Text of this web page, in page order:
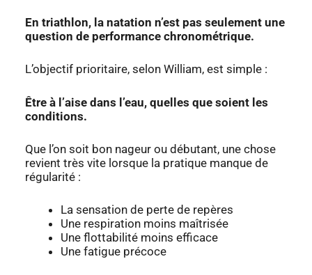
En triathlon, la natation n’est pas seulement une
question de performance chronométrique.
L’objectif prioritaire, selon William, est simple :
Être à l’aise dans l’eau, quelles que soient les
conditions.
Que l’on soit bon nageur ou débutant, une chose
revient très vite lorsque la pratique manque de
régularité :
La sensation de perte de repères
Une respiration moins maîtrisée
Une flottabilité moins efficace
Une fatigue précoce